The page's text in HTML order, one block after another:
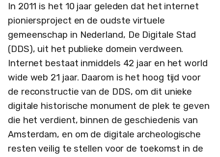
In 2011 is het 10 jaar geleden dat het internet
pioniersproject en de oudste virtuele
gemeenschap in Nederland, De Digitale Stad
(DDS), uit het publieke domein verdween.
Internet bestaat inmiddels 42 jaar en het world
wide web 21 jaar. Daarom is het hoog tijd voor
de reconstructie van de DDS, om dit unieke
digitale historische monument de plek te geven
die het verdient, binnen de geschiedenis van
Amsterdam, en om de digitale archeologische
resten veilig te stellen voor de toekomst in de